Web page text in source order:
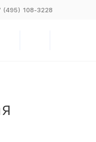
(495) 108-3228